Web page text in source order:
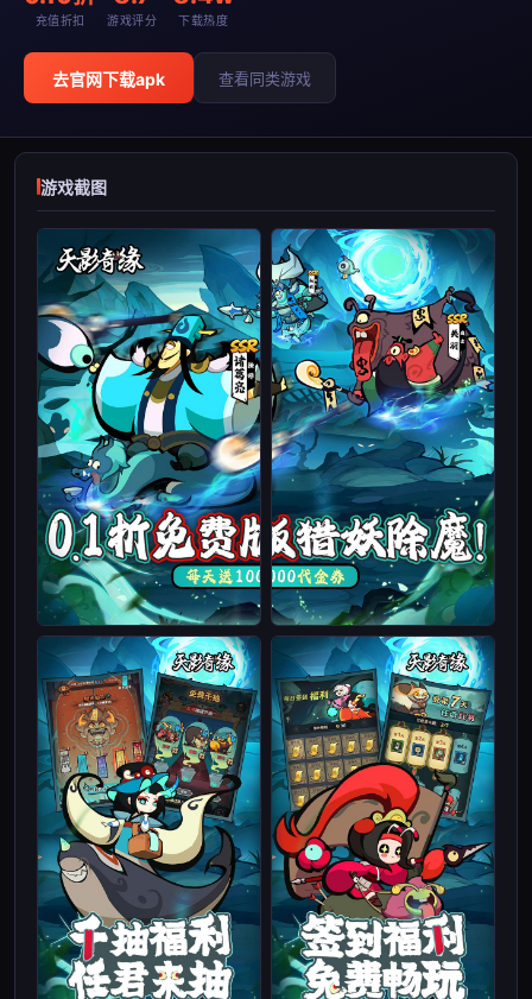
充值折扣 游戏评分 下载热度
去官网下载apk 查看同类游戏
游戏截图